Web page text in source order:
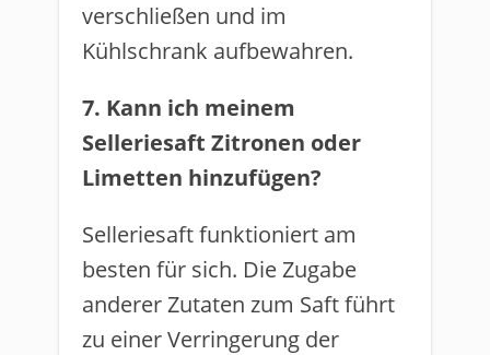
verschließen und im
Kühlschrank aufbewahren.
7. Kann ich meinem
Selleriesaft Zitronen oder
Limetten hinzufügen?
Selleriesaft funktioniert am
besten für sich. Die Zugabe
anderer Zutaten zum Saft führt
zu einer Verringerung der